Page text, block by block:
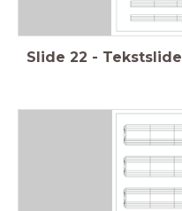
Slide 22 - Tekstslide